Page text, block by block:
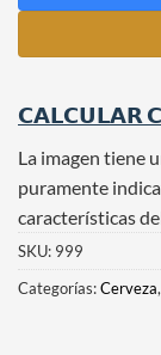
𝗖𝗔𝗟𝗖𝗨𝗟𝗔𝗥
La imagen tiene
puramente
características
SKU: 999
Categorías:Cerveza,